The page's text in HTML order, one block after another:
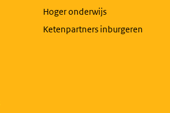
Hoger onderwijs
Ketenpartners inburgeren